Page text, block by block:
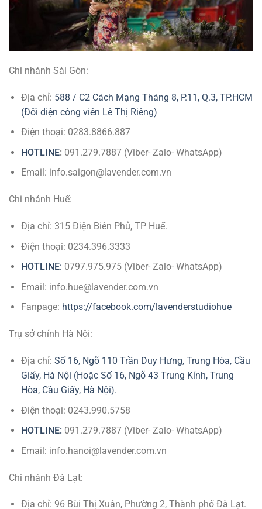
Chi nhánh Sài Gòn:
Địa chỉ: 588 / C2 Cách Mạng Tháng 8, P.11, Q.3, TP.HCM
(Đối diện công viên Lê Thị Riêng)
Điện thoại: 0283.8866.887
HOTLINE: 091.279.7887 (Viber- Zalo- WhatsApp)
Email: info.saigon@lavender.com.vn
Chi nhánh Huế:
Địa chỉ: 315 Điện Biên Phủ, TP Huế.
Điện thoại: 0234.396.3333
HOTLINE: 0797.975.975 (Viber- Zalo- WhatsApp)
Email: info.hue@lavender.com.vn
Fanpage: https://facebook.com/lavenderstudiohue
Trụ sở chính Hà Nội:
Địa chỉ: Số 16, Ngõ 110 Trần Duy Hưng, Trung Hòa, Cầu
Giấy, Hà Nội (Hoặc Số 16, Ngõ 43 Trung Kính, Trung
Hòa, Cầu Giấy, Hà Nội).
Điện thoại: 0243.990.5758
HOTLINE: 091.279.7887 (Viber- Zalo- WhatsApp)
Email: info.hanoi@lavender.com.vn
Chi nhánh Đà Lạt:
Địa chỉ: 96 Bùi Thị Xuân, Phường 2, Thành phố Đà Lạt.